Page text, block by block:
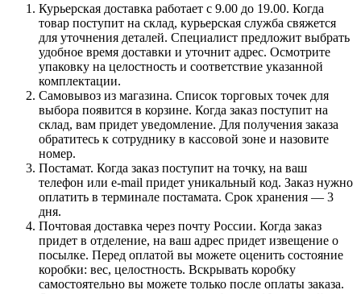
Курьерская доставка работает с 9.00 до 19.00. Когда
товар поступит на склад, курьерская служба свяжется
для уточнения деталей. Специалист предложит выбрать
удобное время доставки и уточнит адрес. Осмотрите
упаковку на целостность и соответствие указанной
комплектации.
Самовывоз из магазина. Список торговых точек для
выбора появится в корзине. Когда заказ поступит на
склад, вам придет уведомление. Для получения заказа
обратитесь к сотруднику в кассовой зоне и назовите
номер.
Постамат. Когда заказ поступит на точку, на ваш
телефон или e-mail придет уникальный код. Заказ нужно
оплатить в терминале постамата. Срок хранения — 3
дня.
Почтовая доставка через почту России. Когда заказ
придет в отделение, на ваш адрес придет извещение о
посылке. Перед оплатой вы можете оценить состояние
коробки: вес, целостность. Вскрывать коробку
самостоятельно вы можете только после оплаты заказа.